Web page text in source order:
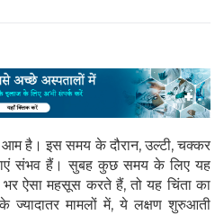
आम है। इस समय के दौरान, उल्टी, चक्कर
संभव हैं। सुबह कुछ समय के लिए यह
ऐसा महसूस करते हैं, तो यह चिंता का
ज्यादातर मामलों में, ये लक्षण शुरुआती